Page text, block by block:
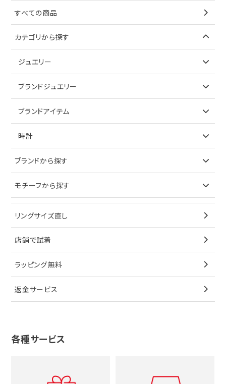
すべての商品
カテゴリから探す
ジュエリー
アイテムで探す
ブレスレット
ペンダントトップ
ブローチ
その他
ノーブランドジュエリーをすべて見る
ブランドジュエリー
アイテムで探す
イヤリング
ブレスレット
ペンダントトップ
ブローチ
その他
ティファニー
ブランドアイテム
アイテムで探す
キーケース
サングラス
シューズ
香水
シャネル
時計
ブランドで探す
オメガ
シャネル
タグホイヤー
カルティエ
セイコー
メンズ時計
ブランドから探す
ティファニー
ブルガリ
カルティエ
ウノアエレ
4℃
グッチ
モチーフから探す
星
リボン
花
十字架
リングサイズ直し
店舗で試着
ラッピング無料
返金サービス
各種サービス